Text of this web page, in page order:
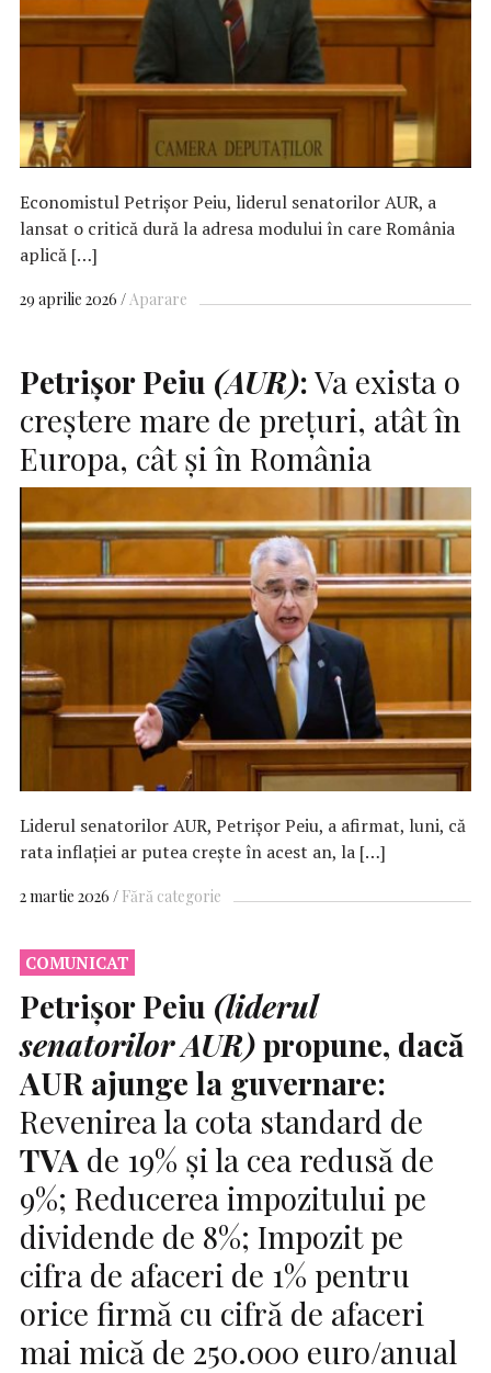
Economistul Petrișor Peiu, liderul senatorilor AUR, a
lansat o critică dură la adresa modului în care România
aplică […]
29 aprilie 2026 Aparare
Petrişor Peiu (AUR):Va exista o
creştere mare de preţuri, atât în
Europa, cât şi în România
Liderul senatorilor AUR, Petrişor Peiu, a afirmat, luni, că
rata inflaţiei ar putea creşte în acest an, la […]
2 martie 2026 Fără categorie
COMUNICAT
Petrișor Peiu (liderul
senatorilor AUR)propune, dacă
AUR ajunge la guvernare:
Revenirea la cota standard de
TVA de 19% și la cea redusă de
9%; Reducerea impozitului pe
dividende de 8%; Impozit pe
cifra de afaceri de 1% pentru
orice firmă cu cifră de afaceri
mai mică de 250.000 euro/anual